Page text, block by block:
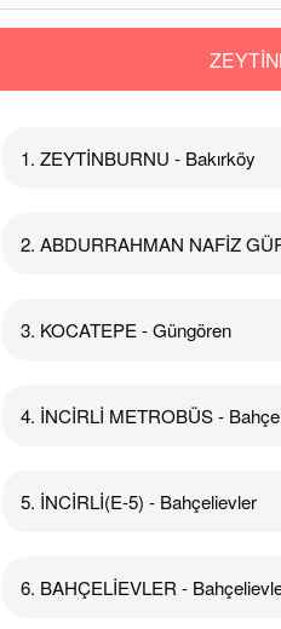
1. ZEYTİNBURNU - Bakırköy
2. ABDURRAHMAN NAFİZ
3. KOCATEPE - Güngören
4. İNCİRLİ METROBÜS -
5. İNCİRLİ(E-5) - Bahçelievler
6. BAHÇELİEVLER -